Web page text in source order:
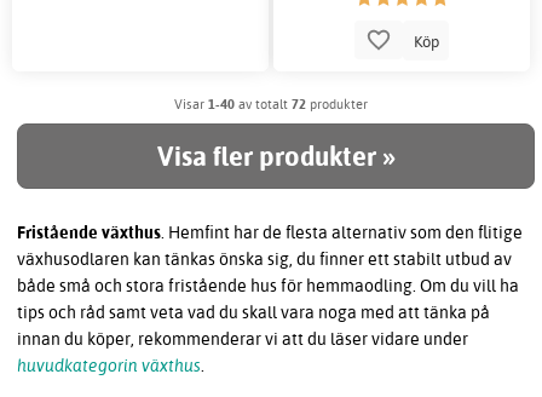
Köp
Visar 1-40 av totalt 72 produkter
Visa fler produkter »
Fristående växthus. Hemfint har de flesta alternativ som den flitige
växhusodlaren kan tänkas önska sig, du finner ett stabilt utbud av
både små och stora fristående hus för hemmaodling. Om du vill ha
tips och råd samt veta vad du skall vara noga med att tänka på
innan du köper, rekommenderar vi att du läser vidare under
huvudkategorin växthus.